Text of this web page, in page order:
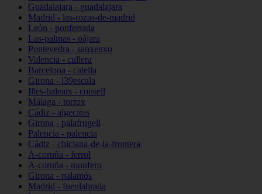
Guadalajara - guadalajara
Madrid - las-rozas-de-madrid
León - ponferrada
Las-palmas - pájara
Pontevedra - sanxenxo
Valencia - cullera
Barcelona - calella
Girona - l39escala
Illes-balears - consell
Málaga - torrox
Cádiz - algeciras
Girona - palafrugell
Palencia - palencia
Cádiz - chiclana-de-la-frontera
A-coruña - ferrol
A-coruña - monfero
Girona - palamós
Madrid - fuenlabrada